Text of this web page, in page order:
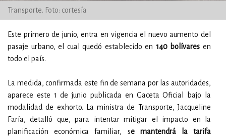
Transporte. Foto: cortesía
Este primero de junio, entra en vigencia el nuevo aumento del
pasaje urbano, el cual quedó establecido en 140 bolívares en
todo el país.
La medida, confirmada este fin de semana por las autoridades,
aparece este 1 de junio publicada en Gaceta Oficial bajo la
modalidad de exhorto. La ministra de Transporte, Jacqueline
Faría, detalló que, para intentar mitigar el impacto en la
planificación económica familiar, se mantendrá la tarifa